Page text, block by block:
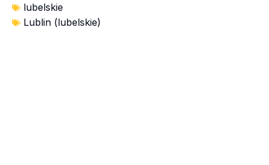
lubelskie
Lublin (lubelskie)